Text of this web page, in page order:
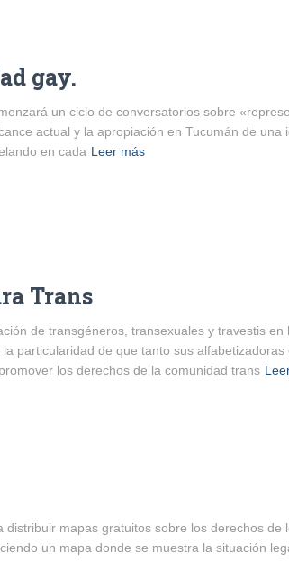
gay.
un ciclo de conversatorios sobre
actual y la apropiación en Tucumán de una
en cada Leer más
Trans
de transgéneros, transexuales y travestis en
particularidad de que tanto sus alfabetizadoras
los derechos de la comunidad trans
mapas gratuitos sobre los derechos de
un mapa donde se muestra la situación